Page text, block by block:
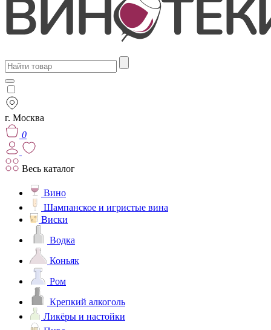
г. Москва
0
Весь каталог
Вино
Шампанское и игристые вина
Виски
Водка
Коньяк
Ром
Крепкий алкоголь
Ликёры и настойки